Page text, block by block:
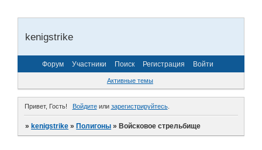
kenigstrike
Форум Участники Поиск Регистрация Войти
Активные темы
Привет, Гость! Войдитеили зарегистрируйтесь.
»kenigstrike »Полигоны »Войсковое стрельбище